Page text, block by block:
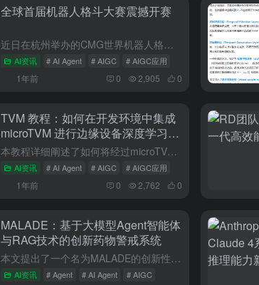
全球首届机器人格斗大赛震撼开赛
近日在杭州举办的CMG世界机器人格斗擂台赛具有里程碑式的意义。作为全球首届人形机器人格斗赛事，这场较量不仅展现了当前机器人技术的最高水平，更揭示了人工智能与机器人技术融合发展的新趋势。从技术层面来看...
AI资讯 # AI Agent # AIGC # AIGC应用
1年前 0 2,905 0
TVM 教程：如何在开发环境中集成
microTVM 进行边缘设备深度学习模
型部署
本教程详细阐述了如何将经过microTVM编译的机器学习模型整合到用户自定义的开发环境中，为嵌入式AI应用开发提供了实用指导。教程虽然以STM32CubeIDE作为示例集成开发环境进行演示，但作者特别...
AI资讯 # AI Agent # AIGC # AIGC应用
1年前 0 2,762 0
MALADE：基于大模型Agent智能体
与RAG技术的创新药物警戒系统
本文提出了一个名为MALADE的创新性多智能体系统，旨在利用大型语言模型（LLMs）和检索增强生成（RAG）技术来解决药物警戒（PhV）领域中的不良药物事件（ADE）提取问题。以下是对的详细分析说明...
AI资讯 # Agent # AI Agent # AIGC